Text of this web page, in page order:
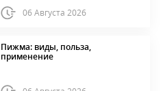
06 Августа 2026
Пижма: виды, польза,
применение